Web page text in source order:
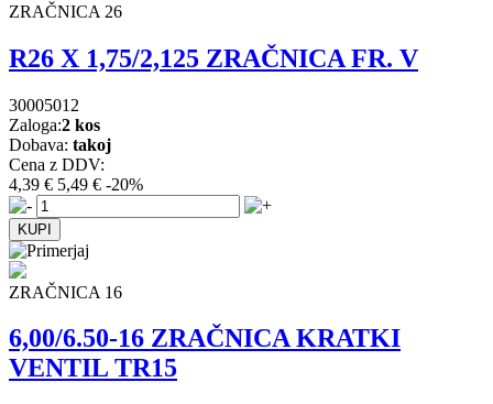
ZRAČNICA 26
R26 X 1,75/2,125 ZRAČNICA FR. V
30005012
Zaloga:2 kos
Dobava: takoj
Cena z DDV:
4,39 € 5,49 € -20%
ZRAČNICA 16
6,00/6.50-16 ZRAČNICA KRATKI
VENTIL TR15